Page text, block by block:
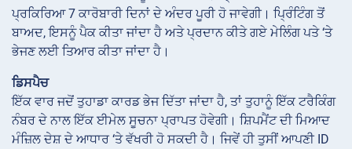
ਪ੍ਰਕਿਰਿਆ 7 ਕਾਰੋਬਾਰੀ ਦਿਨਾਂ ਦੇ ਅੰਦਰ ਪੂਰੀ ਹੋ ਜਾਵੇਗੀ। ਪ੍ਰਿੰਟਿੰਗ ਤੋਂ
ਬਾਅਦ, ਇਸਨੂੰ ਪੈਕ ਕੀਤਾ ਜਾਂਦਾ ਹੈ ਅਤੇ ਪ੍ਰਦਾਨ ਕੀਤੇ ਗਏ ਮੇਲਿੰਗ ਪਤੇ ‘ਤੇ
ਭੇਜਣ ਲਈ ਤਿਆਰ ਕੀਤਾ ਜਾਂਦਾ ਹੈ।
ਡਿਸਪੈਚ
ਇੱਕ ਵਾਰ ਜਦੋਂ ਤੁਹਾਡਾ ਕਾਰਡ ਭੇਜ ਦਿੱਤਾ ਜਾਂਦਾ ਹੈ, ਤਾਂ ਤੁਹਾਨੂੰ ਇੱਕ ਟਰੈਕਿੰਗ
ਨੰਬਰ ਦੇ ਨਾਲ ਇੱਕ ਈਮੇਲ ਸੂਚਨਾ ਪ੍ਰਾਪਤ ਹੋਵੇਗੀ। ਸ਼ਿਪਮੈਂਟ ਦੀ ਮਿਆਦ
ਮੰਜ਼ਿਲ ਦੇਸ਼ ਦੇ ਆਧਾਰ ‘ਤੇ ਵੱਖਰੀ ਹੋ ਸਕਦੀ ਹੈ। ਜਿਵੇਂ ਹੀ ਤੁਸੀਂ ਆਪਣੀ ID